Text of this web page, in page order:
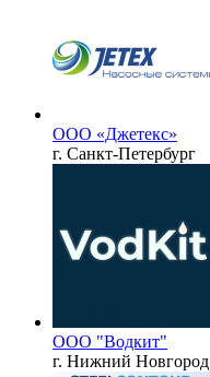
ООО «Джетекс»
г. Санкт-Петербург
ООО "Водкит"
г. Нижний Новгород